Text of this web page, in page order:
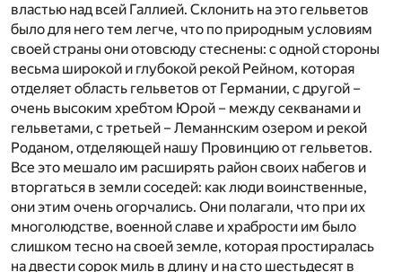
властью над всей Галлией. Склонить на это гельветов
было для него тем легче, что по природным условиям
своей страны они отовсюду стеснены: с одной стороны
весьма широкой и глубокой рекой Рейном, которая
отделяет область гельветов от Германии, с другой –
очень высоким хребтом Юрой – между секванами и
гельветами, с третьей – Леманнским озером и рекой
Роданом, отделяющей нашу Провинцию от гельветов.
Все это мешало им расширять район своих набегов и
вторгаться в земли соседей: как люди воинственные,
они этим очень огорчались. Они полагали, что при их
многолюдстве, военной славе и храбрости им было
слишком тесно на своей земле, которая простиралась
на двести сорок миль в длину и на сто шестьдесят в